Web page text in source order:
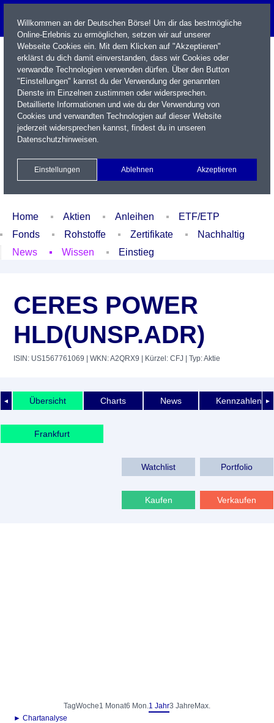
Name / WKN / ISIN / Kürzel
Xetra Realtime
Watchlist Portfolio Login
Home Aktien Anleihen
ETF/ETP
Fonds
Rohstoffe Zertifikate
Nachhaltig
News
Wissen Einstieg
CERES POWER
HLD(UNSP.ADR)
ISIN: US1567761069 | WKN: A2QRX9 | Kürzel: CFJ | Typ: Aktie
◄ ►
Übersicht Charts News Kennzahlen
Frankfurt
Watchlist Portfolio
Kaufen Verkaufen
TagWoche1 Monat6 Mon.1 Jahr3 Jahre Max.
► Chartanalyse
Willkommen an der Deutschen Börse! Um dir das bestmögliche
Online-Erlebnis zu ermöglichen, setzen wir auf unserer
Webseite Cookies ein. Mit dem Klicken auf "Akzeptieren"
erklärst du dich damit einverstanden, dass wir Cookies oder
verwandte Technologien verwenden dürfen. Über den Button
"Einstellungen" kannst du der Verwendung der genannten
Dienste im Einzelnen zustimmen oder widersprechen.
Detaillierte Informationen und wie du der Verwendung von
Cookies und verwandten Technologien auf dieser Website
jederzeit widersprechen kannst, findest du in unseren
Datenschutzhinweisen.
Einstellungen Ablehnen Akzeptieren